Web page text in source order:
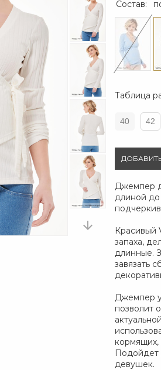
Состав:
Таблица
40 42
Джемпер
длиной
Красивый
запаха,
длинные.
завязать
Джемпер
позволит
кормящих,
Подойдет
девушек.